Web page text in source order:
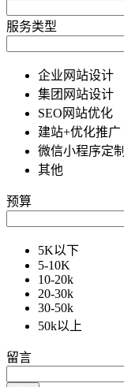
服务类型
企业网站设计
集团网站设计
SEO网站优化
建站+优化推广
微信小程序定制
其他
预算
5K以下
5-10K
10-20k
20-30k
30-50k
50k以上
留言